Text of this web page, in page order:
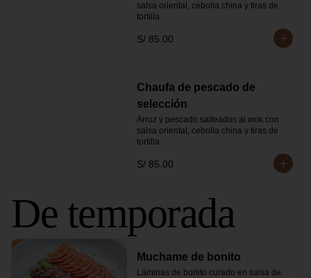
salsa oriental, cebolla china y tiras de
tortilla.
S/ 85.00
Chaufa de pescado de
selección
Arroz y pescado salteados al wok con
salsa oriental, cebolla china y tiras de
tortilla.
S/ 85.00
De temporada
Muchame de bonito
Láminas de bonito curado en salsa de